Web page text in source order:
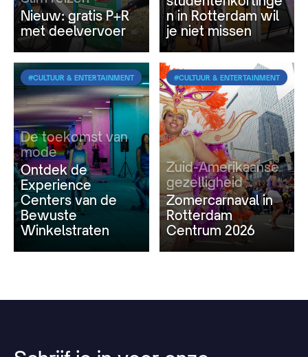
Nieuw: gratis P+R
met deelvervoer
n in Rotterdam wil
je niet missen
#CULTUUR & ENTERTAINMENT
De toekomst van
mode
Ontdek de
Experience
Centers van de
Bewuste
Winkelstraten
#CULTUUR & ENTERTAINMENT
Zuid-Amerikaanse
gezelligheid
Zomercarnaval in
Rotterdam
Centrum 2026